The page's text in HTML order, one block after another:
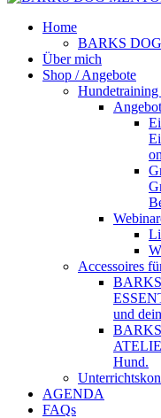
Home
BARKS
Über mich
Shop / Angebote
Accessoires
und
Hund.
AGENDA
FAQs